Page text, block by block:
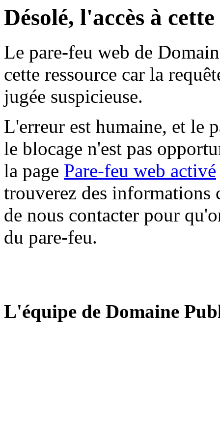
Désolé, l'accès à
Le pare-feu web de
cette ressource car la
jugée suspicieuse.
L'erreur est humaine, et le
le blocage n'est pas
la page Pare-feu web activé
trouverez des informations
de nous contacter pour
du pare-feu.
L'équipe de Domaine